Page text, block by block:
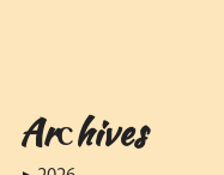
Archives